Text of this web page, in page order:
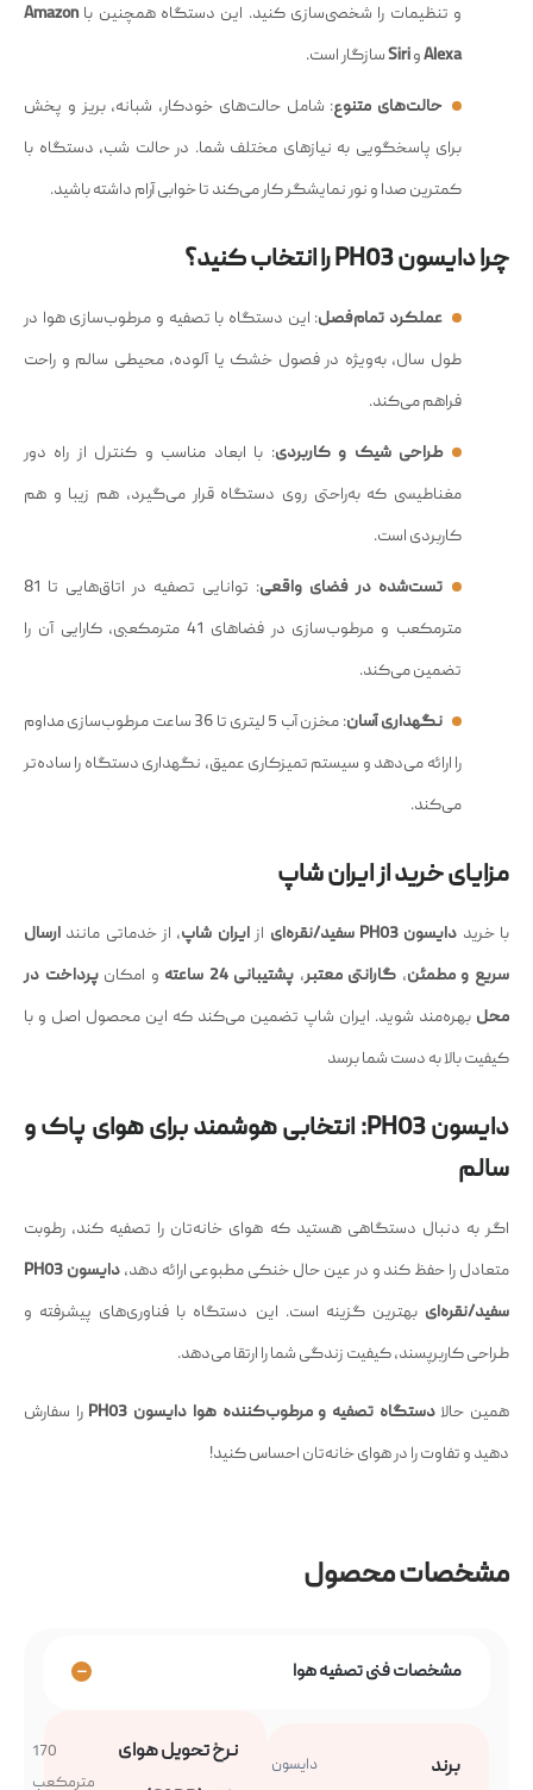
و تنظیمات را شخصی‌سازی کنید. این دستگاه همچنین با Amazon
AlexaوSiriسازگار است.
حالت‌های متنوع: شامل حالت‌های خودکار، شبانه، بریز و پخش
برای پاسخگویی به نیازهای مختلف شما. در حالت شب، دستگاه با
کمترین صدا و نور نمایشگر کار می‌کند تا خوابی آرام داشته باشید.
چرا دایسون PH03 را انتخاب کنید؟
عملکرد تمام‌فصل: این دستگاه با تصفیه و مرطوب‌سازی هوا در
طول سال، به‌ویژه در فصول خشک یا آلوده، محیطی سالم و راحت
فراهم می‌کند.
طراحی شیک و کاربردی: با ابعاد مناسب و کنترل از راه دور
مغناطیسی که به‌راحتی روی دستگاه قرار می‌گیرد، هم زیبا و هم
کاربردی است.
تست‌شده در فضای واقعی
: توانایی تصفیه در اتاق‌هایی تا 81
مترمکعب و مرطوب‌سازی در فضاهای 41 مترمکعبی، کارایی آن را
تضمین می‌کند.
نگهداری آسان
: مخزن آب 5 لیتری تا 36 ساعت مرطوب‌سازی مداوم
را ارائه می‌دهد و سیستم تمیزکاری عمیق، نگهداری دستگاه را ساده‌تر
می‌کند.
مزایای خرید از ایران شاپ
با خرید دایسون PH03 سفید/نقره‌ای ازایران شاپ، از خدماتی مانند ارسال
سریع و مطمئن، گارانتی معتبر، پشتیبانی 24 ساعته و امکانپرداخت در
محل بهره‌مند شوید. ایران شاپ تضمین می‌کند که این محصول اصل و با
کیفیت بالا به دست شما برسد
دایسون PH03: انتخابی هوشمند برای هوای پاک و
سالم
اگر به دنبال دستگاهی هستید که هوای خانه‌تان را تصفیه کند، رطوبت
متعادل را حفظ کند و در عین حال خنکی مطبوعی ارائه دهد،
دایسون PH03
سفید/نقره‌ای بهترین گزینه است. این دستگاه با فناوری‌های پیشرفته و
طراحی کاربرپسند، کیفیت زندگی شما را ارتقا می‌دهد.
همین حالادستگاه تصفیه و مرطوب‌کننده هوا دایسون PH03
را سفارش
دهید و تفاوت را در هوای خانه‌تان احساس کنید!
مشخصات محصول
مشخصات فنی تصفیه هوا
برند
دایسون
نرخ تحویل هوای
170
مترمکعب